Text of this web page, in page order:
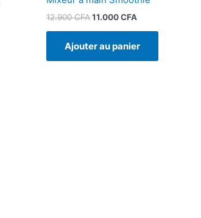
12.900CFA11.000CFA
Ajouter au panier